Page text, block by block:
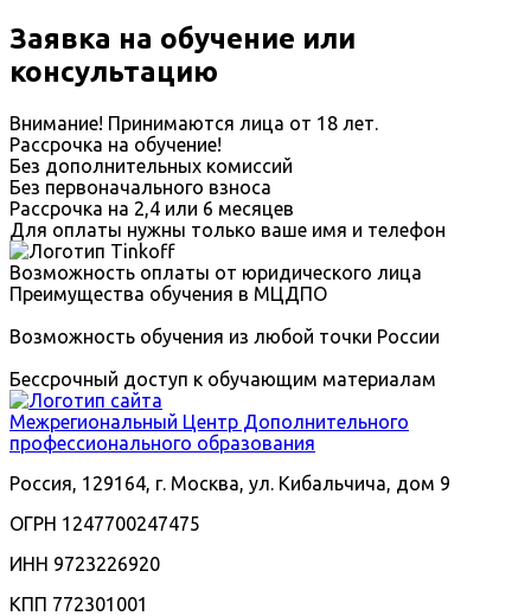
Заявка на обучение или
консультацию
Внимание! Принимаются лица от 18 лет.
Рассрочка на обучение!
Без дополнительных комиссий
Без первоначального взноса
Рассрочка на 2,4 или 6 месяцев
Для оплаты нужны только ваше имя и телефон
Возможность оплаты от юридического лица
Преимущества обучения в МЦДПО
Возможность обучения из любой точки России
Бессрочный доступ к обучающим материалам
Межрегиональный Центр Дополнительного
профессионального образования
Россия, 129164, г. Москва, ул. Кибальчича, дом 9
ОГРН 1247700247475
ИНН 9723226920
КПП 772301001